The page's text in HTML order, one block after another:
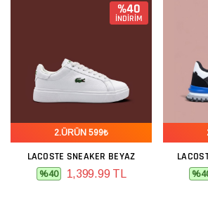
%40
İNDİRİM
2.ÜRÜN 599₺
LACOSTE SNEAKER BEYAZ
%40 1,399.99 TL